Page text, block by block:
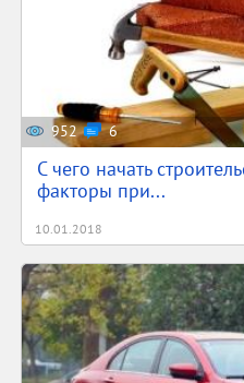
952 6
С чего начать
факторы при...
10.01.2018